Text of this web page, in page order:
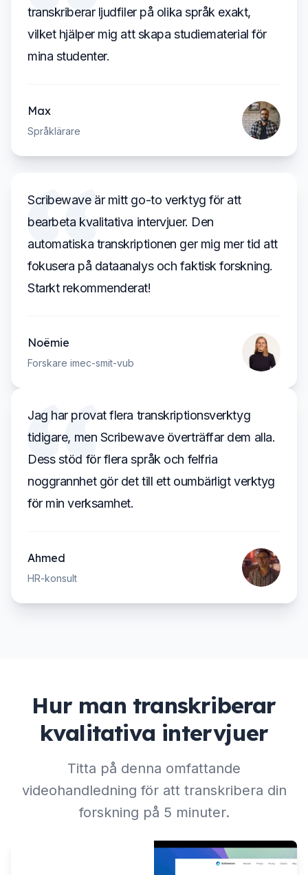
transkriberar ljudfiler på olika språk exakt,
vilket hjälper mig att skapa studiematerial för
mina studenter.
Max
Språklärare
Scribewave är mitt go-to verktyg för att
bearbeta kvalitativa intervjuer. Den
automatiska transkriptionen ger mig mer tid att
fokusera på dataanalys och faktisk forskning.
Starkt rekommenderat!
Noëmie
Forskare imec-smit-vub
Jag har provat flera transkriptionsverktyg
tidigare, men Scribewave överträffar dem alla.
Dess stöd för flera språk och felfria
noggrannhet gör det till ett oumbärligt verktyg
för min verksamhet.
Ahmed
HR-konsult
Hur man transkriberar
kvalitativa intervjuer
Titta på denna omfattande
videohandledning för att transkribera din
forskning på 5 minuter.